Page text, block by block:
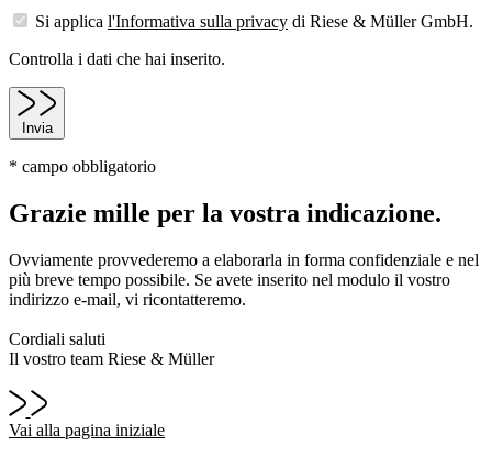
Si applica l'Informativa sulla privacy di Riese & Müller GmbH.
Controlla i dati che hai inserito.
Invia
* campo obbligatorio
Grazie mille per la vostra indicazione.
Ovviamente provvederemo a elaborarla in forma confidenziale e nel
più breve tempo possibile. Se avete inserito nel modulo il vostro
indirizzo e-mail, vi ricontatteremo.
Cordiali saluti
Il vostro team Riese & Müller
Vai alla pagina iniziale